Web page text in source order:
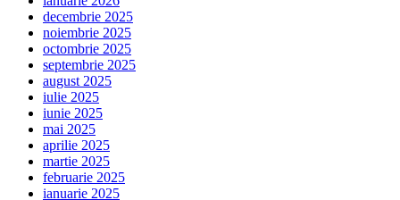
decembrie 2025
noiembrie 2025
octombrie 2025
septembrie 2025
august 2025
iulie 2025
iunie 2025
mai 2025
aprilie 2025
martie 2025
februarie 2025
ianuarie 2025